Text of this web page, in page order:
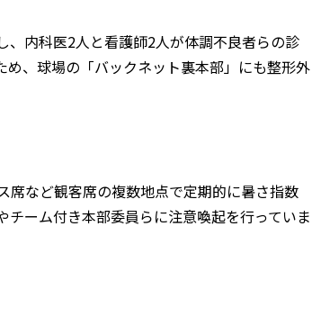
内科医2人と看護師2人が体調不良者らの診
、球場の「バックネット裏本部」にも整形外
席など観客席の複数地点で定期的に暑さ指数
チーム付き本部委員らに注意喚起を行っていま